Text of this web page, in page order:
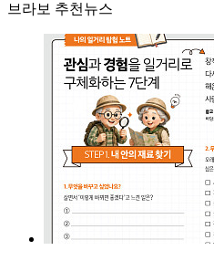
브라보 추천뉴스